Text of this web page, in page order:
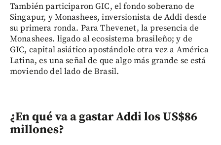
También participaron GIC, el fondo soberano de
Singapur, y Monashees, inversionista de Addi desde
su primera ronda. Para Thevenet, la presencia de
Monashees. ligado al ecosistema brasileño; y de
GIC, capital asiático apostándole otra vez a América
Latina, es una señal de que algo más grande se está
moviendo del lado de Brasil.
¿En qué va a gastar Addi los US$86
millones?